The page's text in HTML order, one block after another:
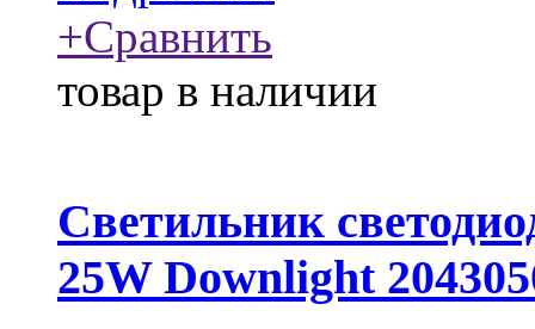
+Сравнить
товар в наличии
Светильник
25W Downlight